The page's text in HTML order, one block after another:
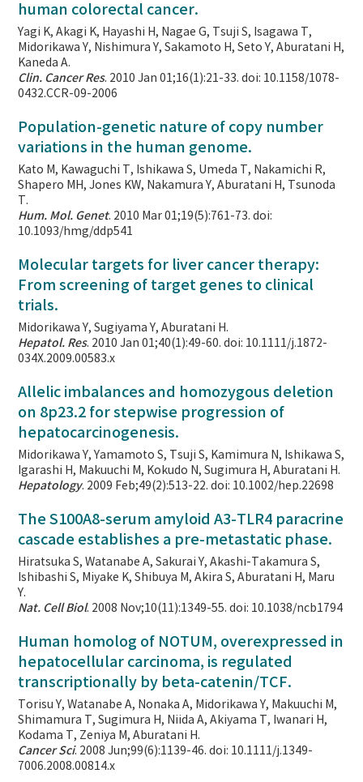
human colorectal cancer.
Yagi K, Akagi K, Hayashi H, Nagae G, Tsuji S, Isagawa T,
Midorikawa Y, Nishimura Y, Sakamoto H, Seto Y, Aburatani H,
Kaneda A.
Clin. Cancer Res. 2010 Jan 01;16(1):21-33. doi: 10.1158/1078-
0432.CCR-09-2006
Population-genetic nature of copy number
variations in the human genome.
Kato M, Kawaguchi T, Ishikawa S, Umeda T, Nakamichi R,
Shapero MH, Jones KW, Nakamura Y, Aburatani H, Tsunoda
T.
Hum. Mol. Genet. 2010 Mar 01;19(5):761-73. doi:
10.1093/hmg/ddp541
Molecular targets for liver cancer therapy:
From screening of target genes to clinical
trials.
Midorikawa Y, Sugiyama Y, Aburatani H.
Hepatol. Res. 2010 Jan 01;40(1):49-60. doi: 10.1111/j.1872-
034X.2009.00583.x
Allelic imbalances and homozygous deletion
on 8p23.2 for stepwise progression of
hepatocarcinogenesis.
Midorikawa Y, Yamamoto S, Tsuji S, Kamimura N, Ishikawa S,
Igarashi H, Makuuchi M, Kokudo N, Sugimura H, Aburatani H.
Hepatology. 2009 Feb;49(2):513-22. doi: 10.1002/hep.22698
The S100A8-serum amyloid A3-TLR4 paracrine
cascade establishes a pre-metastatic phase.
Hiratsuka S, Watanabe A, Sakurai Y, Akashi-Takamura S,
Ishibashi S, Miyake K, Shibuya M, Akira S, Aburatani H, Maru
Y.
Nat. Cell Biol. 2008 Nov;10(11):1349-55. doi: 10.1038/ncb1794
Human homolog of NOTUM, overexpressed in
hepatocellular carcinoma, is regulated
transcriptionally by beta-catenin/TCF.
Torisu Y, Watanabe A, Nonaka A, Midorikawa Y, Makuuchi M,
Shimamura T, Sugimura H, Niida A, Akiyama T, Iwanari H,
Kodama T, Zeniya M, Aburatani H.
Cancer Sci. 2008 Jun;99(6):1139-46. doi: 10.1111/j.1349-
7006.2008.00814.x